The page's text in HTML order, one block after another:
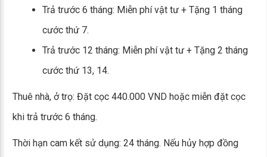
Trả trước 6 tháng: Miễn phí vật tư + Tặng 1 tháng
cước thứ 7.
Trả trước 12 tháng: Miễn phí vật tư + Tặng 2 tháng
cước thứ 13, 14.
Thuê nhà, ở trọ: Đặt cọc 440.000 VND hoặc miễn đặt cọc
khi trả trước 6 tháng.
Thời hạn cam kết sử dụng: 24 tháng. Nếu hủy hợp đồng